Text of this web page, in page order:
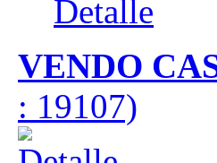
Detalle
VENDO
: 19107)